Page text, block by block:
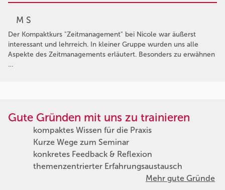
M S
Der Kompaktkurs "Zeitmanagement" bei Nicole war äußerst
interessant und lehrreich. In kleiner Gruppe wurden uns alle
Aspekte des Zeitmanagements erläutert. Besonders zu erwähnen
…
Gute Gründen mit uns zu trainieren
kompaktes Wissen für die Praxis
Kurze Wege zum Seminar
konkretes Feedback & Reflexion
themenzentrierter Erfahrungsaustausch
Mehr gute Gründe